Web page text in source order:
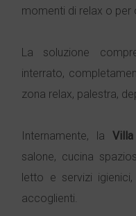
momenti di relax o per
La soluzione
interrato,
zona relax, palestra,
Internamente, laVilla
salone, cucina
letto e servizi
accoglienti.